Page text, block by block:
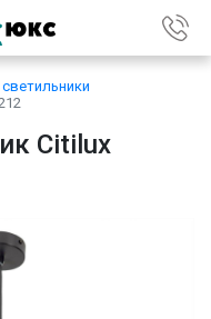
Citilux